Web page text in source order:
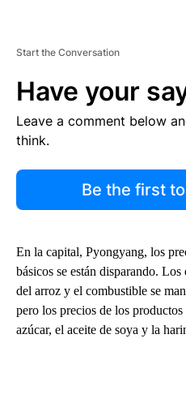
Start the Conversation
Have your
Leave a comment below
think.
Be the first
En la capital, Pyongyang, los
básicos se están disparando.
del arroz y el combustible se
pero los precios de los
azúcar, el aceite de soya y la